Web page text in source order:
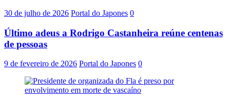
30 de julho de 2026 Portal do Japones 0
Último adeus a Rodrigo Castanheira reúne centenas
de pessoas
9 de fevereiro de 2026 Portal do Japones 0